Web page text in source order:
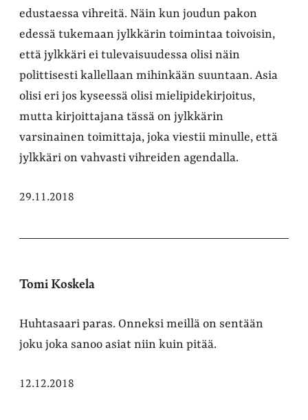
edustaessa vihreitä. Näin kun joudun pakon
edessä tukemaan jylkkärin toimintaa toivoisin,
että jylkkäri ei tulevaisuudessa olisi näin
polittisesti kallellaan mihinkään suuntaan. Asia
olisi eri jos kyseessä olisi mielipidekirjoitus,
mutta kirjoittajana tässä on jylkkärin
varsinainen toimittaja, joka viestii minulle, että
jylkkäri on vahvasti vihreiden agendalla.
29.11.2018
Tomi Koskela
Huhtasaari paras. Onneksi meillä on sentään
joku joka sanoo asiat niin kuin pitää.
12.12.2018